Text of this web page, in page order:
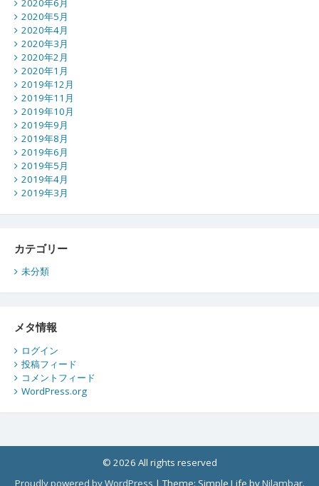
2020年6月
2020年5月
2020年4月
2020年3月
2020年2月
2020年1月
2019年12月
2019年11月
2019年10月
2019年9月
2019年8月
2019年6月
2019年5月
2019年4月
2019年3月
カテゴリー
未分類
メタ情報
ログイン
投稿フィード
コメントフィード
WordPress.org
© 2026 All rights reserved
Proudly powered by WordPress |Theme: Simple Life byNilambar.